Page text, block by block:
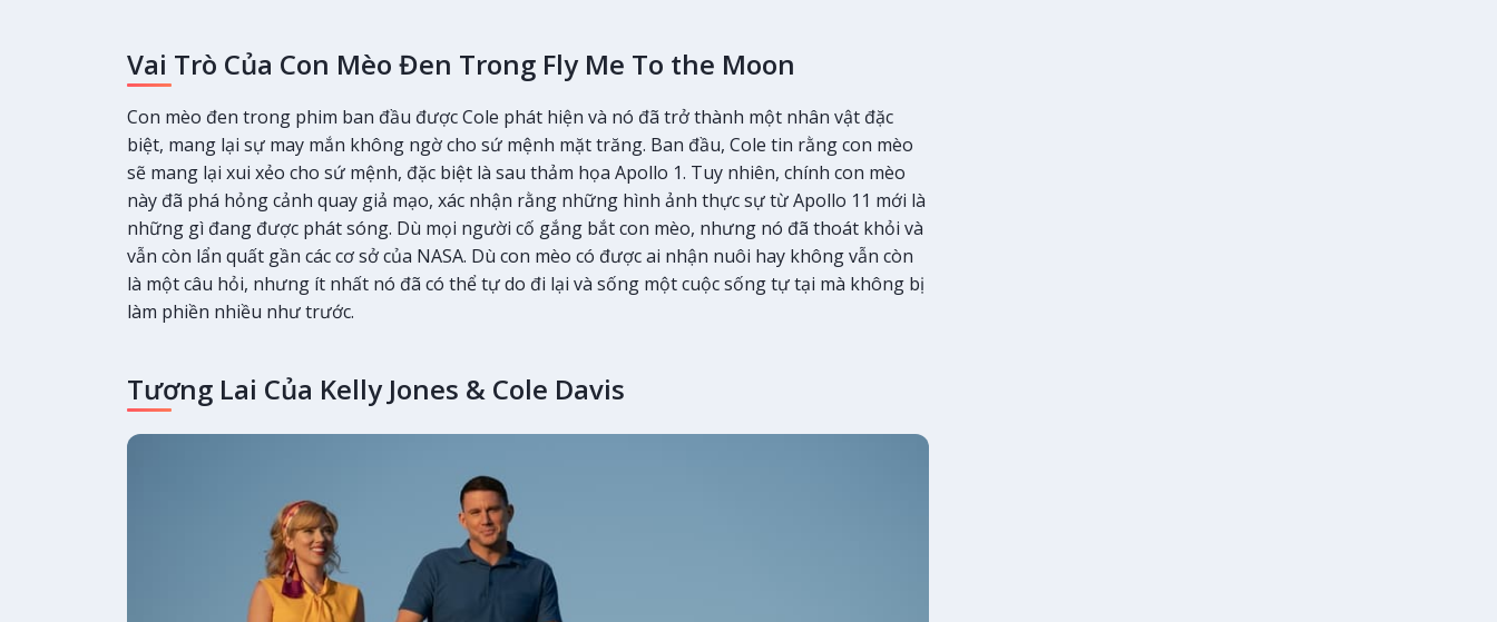
Vai Trò Của Con Mèo Đen Trong Fly Me To the Moon
Con mèo đen trong phim ban đầu được Cole phát hiện và nó đã trở thành một nhân vật đặc
biệt, mang lại sự may mắn không ngờ cho sứ mệnh mặt trăng. Ban đầu, Cole tin rằng con mèo
sẽ mang lại xui xẻo cho sứ mệnh, đặc biệt là sau thảm họa Apollo 1. Tuy nhiên, chính con mèo
này đã phá hỏng cảnh quay giả mạo, xác nhận rằng những hình ảnh thực sự từ Apollo 11 mới là
những gì đang được phát sóng. Dù mọi người cố gắng bắt con mèo, nhưng nó đã thoát khỏi và
vẫn còn lẩn quất gần các cơ sở của NASA. Dù con mèo có được ai nhận nuôi hay không vẫn còn
là một câu hỏi, nhưng ít nhất nó đã có thể tự do đi lại và sống một cuộc sống tự tại mà không bị
làm phiền nhiều như trước.
Tương Lai Của Kelly Jones & Cole Davis